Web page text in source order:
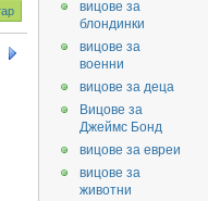
вицове за
блондинки
вицове за
военни
вицове за деца
Вицове за
Джеймс Бонд
вицове за евреи
вицове за
животни